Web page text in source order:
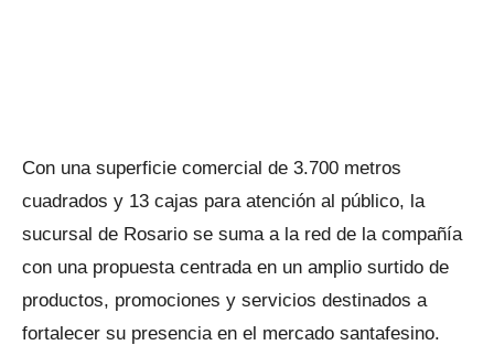
Con una superficie comercial de 3.700 metros
cuadrados y 13 cajas para atención al público, la
sucursal de Rosario se suma a la red de la compañía
con una propuesta centrada en un amplio surtido de
productos, promociones y servicios destinados a
fortalecer su presencia en el mercado santafesino.